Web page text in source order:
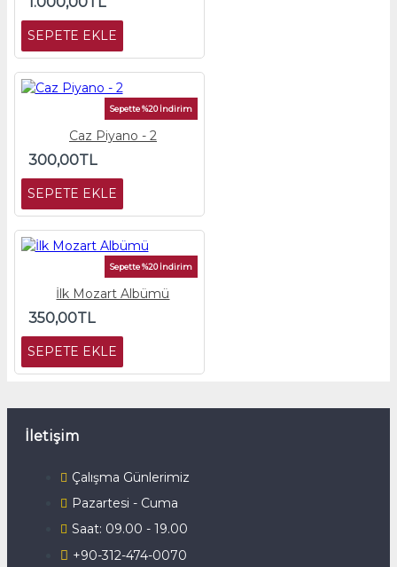
SEPETE EKLE
Sepette %20 İndirim
Caz Piyano - 2
300,00TL
SEPETE EKLE
Sepette %20 İndirim
İlk Mozart Albümü
350,00TL
SEPETE EKLE
İletişim
Çalışma Günlerimiz
Pazartesi - Cuma
Saat: 09.00 - 19.00
+90-312-474-0070